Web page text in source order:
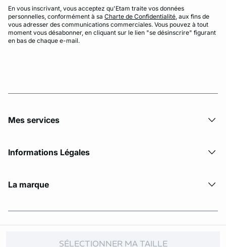
SÉLECTIONNER MA TAILLE
En vous inscrivant, vous acceptez qu'Etam traite vos données
personnelles, conformément à sa Charte de Confidentialité, aux fins de
vous adresser des communications commerciales. Vous pouvez à tout
moment vous désabonner, en cliquant sur le lien "se désinscrire" figurant
en bas de chaque e-mail.
Mes services
Informations Légales
La marque